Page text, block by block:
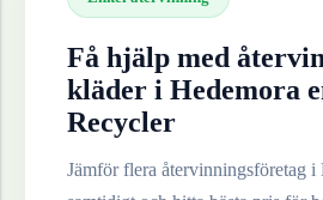
Få hjälp med
kläder i Hedemora
Recycler
Jämför flera återvinningsföretag i